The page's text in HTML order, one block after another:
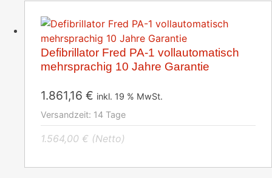
Defibrillator Fred PA-1 vollautomatisch
mehrsprachig 10 Jahre Garantie
1.861,16 € inkl. 19 % MwSt.
Versandzeit: 14 Tage
1.564,00 € (Netto)